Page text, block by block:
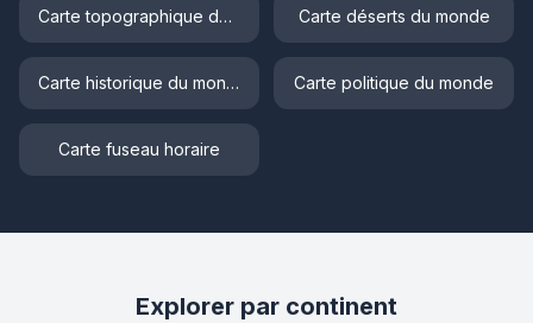
Carte topographique du monde Carte déserts du monde
Carte historique du monde Carte politique du monde
Carte fuseau horaire
Explorer par continent